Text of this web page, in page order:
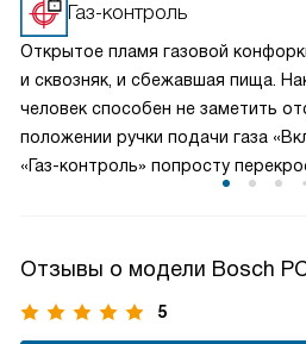
Газ-контроль
Открытое пламя газовой
и сквозняк, и сбежавшая пища.
человек способен не заметить
положении ручки подачи газа
«Газ-контроль» попросту
Отзывы о модели Bosch
5